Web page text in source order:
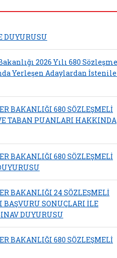
DUYURUSU
2026 Yılı 680
Yerleşen Adaylardan
BAKANLIĞI 680 SÖZLEŞMELİ
TABAN PUANLARI HAKKINDA
BAKANLIĞI 680 SÖZLEŞMELİ
BAKANLIĞI 24 SÖZLEŞMELİ
SONUÇLARI İLE
DUYURUSU
BAKANLIĞI 680 SÖZLEŞMELİ